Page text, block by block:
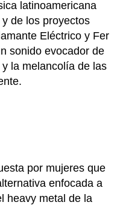
latinoamericana
de los proyectos
Eléctrico y Fer
sonido evocador de
la melancolía de las
por mujeres que
enfocada a
heavy metal de la